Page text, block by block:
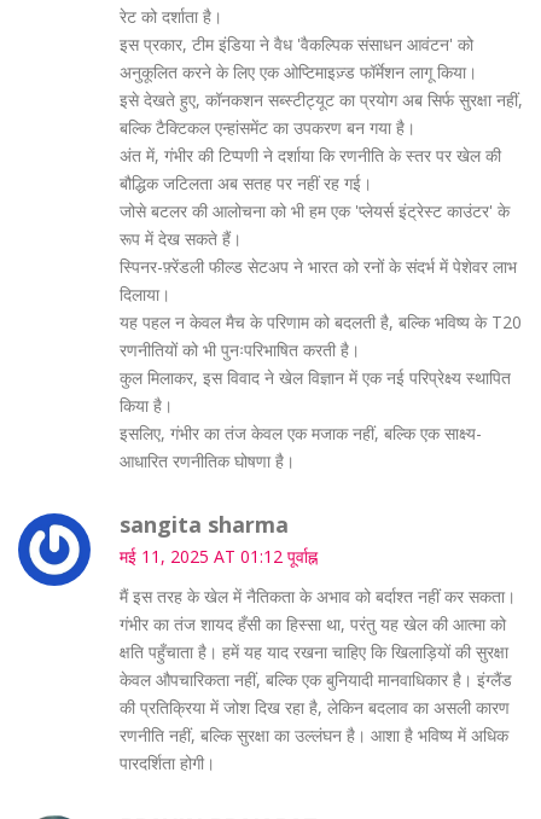
रेट को दर्शाता है।
इस प्रकार, टीम इंडिया ने वैध 'वैकल्पिक संसाधन आवंटन' को
अनुकूलित करने के लिए एक ओप्टिमाइज़्ड फॉर्मेशन लागू किया।
इसे देखते हुए, कॉनकशन सब्स्टीट्यूट का प्रयोग अब सिर्फ सुरक्षा नहीं,
बल्कि टैक्टिकल एन्हांसमेंट का उपकरण बन गया है।
अंत में, गंभीर की टिप्पणी ने दर्शाया कि रणनीति के स्तर पर खेल की
बौद्धिक जटिलता अब सतह पर नहीं रह गई।
जोसे बटलर की आलोचना को भी हम एक 'प्लेयर्स इंट्रेस्ट काउंटर' के
रूप में देख सकते हैं।
स्पिनर-फ़्रेंडली फील्ड सेटअप ने भारत को रनों के संदर्भ में पेशेवर लाभ
दिलाया।
यह पहल न केवल मैच के परिणाम को बदलती है, बल्कि भविष्य के T20
रणनीतियों को भी पुनःपरिभाषित करती है।
कुल मिलाकर, इस विवाद ने खेल विज्ञान में एक नई परिप्रेक्ष्य स्थापित
किया है।
इसलिए, गंभीर का तंज केवल एक मजाक नहीं, बल्कि एक साक्ष्य-
आधारित रणनीतिक घोषणा है।
sangita sharma
मई 11, 2025 AT 01:12 पूर्वाह्न
मैं इस तरह के खेल में नैतिकता के अभाव को बर्दाश्त नहीं कर सकता।
गंभीर का तंज शायद हँसी का हिस्सा था, परंतु यह खेल की आत्मा को
क्षति पहुँचाता है। हमें यह याद रखना चाहिए कि खिलाड़ियों की सुरक्षा
केवल औपचारिकता नहीं, बल्कि एक बुनियादी मानवाधिकार है। इंग्लैंड
की प्रतिक्रिया में जोश दिख रहा है, लेकिन बदलाव का असली कारण
रणनीति नहीं, बल्कि सुरक्षा का उल्लंघन है। आशा है भविष्य में अधिक
पारदर्शिता होगी।